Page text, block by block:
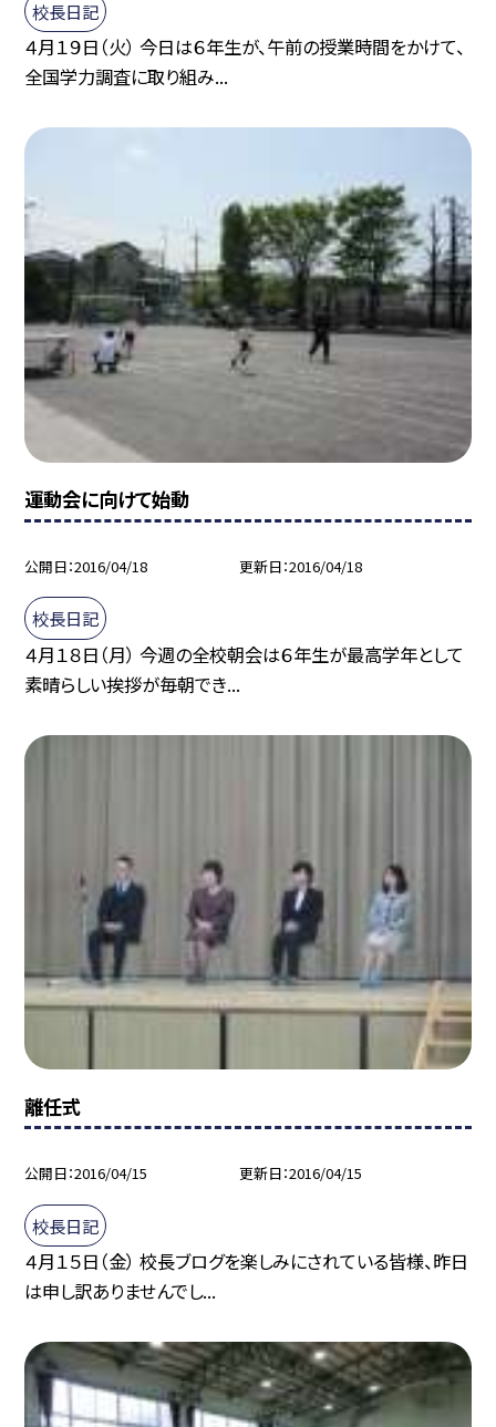
校長日記
４月１９日（火） 今日は６年生が、午前の授業時間をかけて、
全国学力調査に取り組み...
運動会に向けて始動
公開日 2016/04/18 更新日 2016/04/18
校長日記
４月１８日（月） 今週の全校朝会は６年生が最高学年として
素晴らしい挨拶が毎朝でき...
離任式
公開日 2016/04/15 更新日 2016/04/15
校長日記
４月１５日（金） 校長ブログを楽しみにされている皆様、昨日
は申し訳ありませんでし...